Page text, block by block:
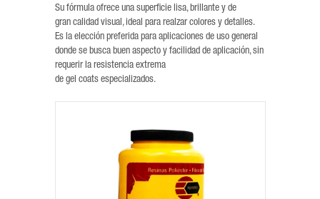
Su fórmula ofrece una superficie lisa, brillante y de
gran calidad visual, ideal para realzar colores y detalles.
Es la elección preferida para aplicaciones de uso general
donde se busca buen aspecto y facilidad de aplicación, sin
requerir la resistencia extrema
de gel coats especializados.